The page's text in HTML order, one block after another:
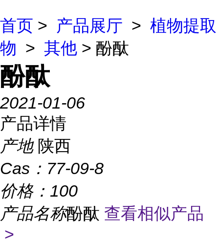
首页 > 产品展厅 > 植物提取
物 > 其他 > 酚酞
酚酞
2021-01-06
产品详情
产地 陕西
Cas： 77-09-8
价格： 100
产品名称酚酞 查看相似产品
>